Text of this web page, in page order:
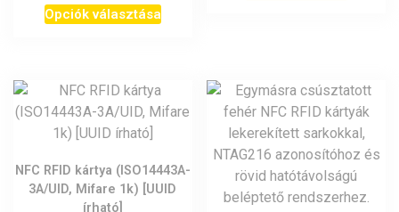
Opciók választásaEnnek
variációja
van.
változatok
a
termékoldalon
NFC RFID kártya (ISO14443A-
3A/UID, Mifare 1k) [UUID
írható]